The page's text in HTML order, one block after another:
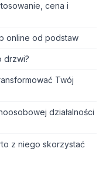
cena i
online od podstaw
drzwi?
Twój
działalności
z niego skorzystać